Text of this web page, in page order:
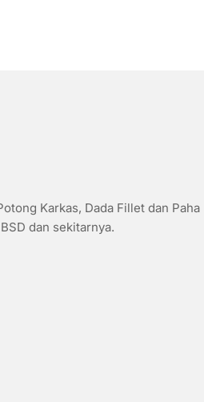
Karkas, Dada Fillet dan Paha
dan sekitarnya.